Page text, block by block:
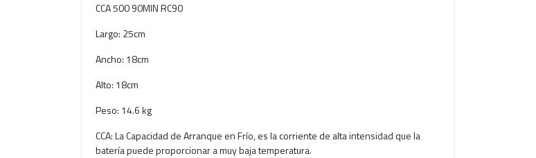
CCA 500 90MIN RC90
Largo: 25cm
Ancho: 18cm
Alto: 18cm
Peso: 14.6 kg
CCA: La Capacidad de Arranque en Frío, es la corriente de alta intensidad que la
batería puede proporcionar a muy baja temperatura.